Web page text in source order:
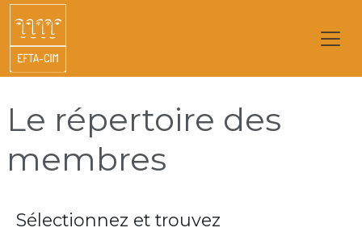
Le répertoire des
membres
Sélectionnez et trouvez